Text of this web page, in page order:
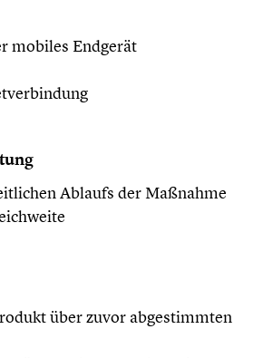
mobiles Endgerät
Ablaufs der Maßnahme
über zuvor abgestimmten